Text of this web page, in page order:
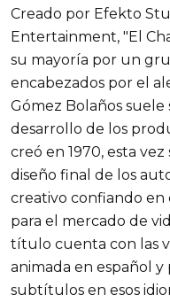
Creado por Efekto
Entertainment, "El
su mayoría por un
encabezados por el
Gómez Bolaños suele
desarrollo de los
creó en 1970, esta
diseño final de los
creativo confiando en
para el mercado de
título cuenta con las
animada en español
subtítulos en esos